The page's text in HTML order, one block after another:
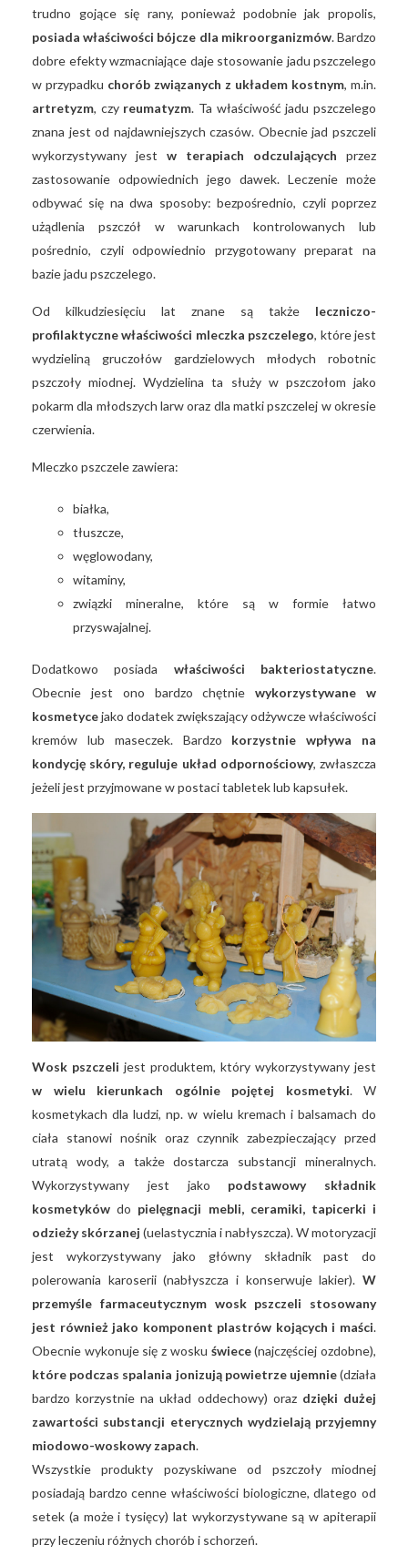
trudno gojące się rany, ponieważ podobnie jak propolis,
posiada właściwości bójcze dla mikroorganizmów. Bardzo
dobre efekty wzmacniające daje stosowanie jadu pszczelego
w przypadku chorób związanych z układem kostnym, m.in.
artretyzm, czy reumatyzm. Ta właściwość jadu pszczelego
znana jest od najdawniejszych czasów. Obecnie jad pszczeli
wykorzystywany jest w terapiach odczulających przez
zastosowanie odpowiednich jego dawek. Leczenie może
odbywać się na dwa sposoby: bezpośrednio, czyli poprzez
użądlenia pszczół w warunkach kontrolowanych lub
pośrednio, czyli odpowiednio przygotowany preparat na
bazie jadu pszczelego.
Od kilkudziesięciu lat znane są także leczniczo-
profilaktyczne właściwości mleczka pszczelego, które jest
wydzieliną gruczołów gardzielowych młodych robotnic
pszczoły miodnej. Wydzielina ta służy w pszczołom jako
pokarm dla młodszych larw oraz dla matki pszczelej w okresie
czerwienia.
Mleczko pszczele zawiera:
białka,
tłuszcze,
węglowodany,
witaminy,
związki mineralne, które są w formie łatwo
przyswajalnej.
Dodatkowo posiada właściwości bakteriostatyczne.
Obecnie jest ono bardzo chętniewykorzystywane w
kosmetycejako dodatek zwiększający odżywcze właściwości
kremów lub maseczek. Bardzo korzystnie wpływa na
kondycję skóry, reguluje układ odpornościowy, zwłaszcza
jeżeli jest przyjmowane w postaci tabletek lub kapsułek.
Wosk pszczeli jest produktem, który wykorzystywany jest
w wielu kierunkach ogólnie pojętej kosmetyki. W
kosmetykach dla ludzi, np. w wielu kremach i balsamach do
ciała stanowi nośnik oraz czynnik zabezpieczający przed
utratą wody, a także dostarcza substancji mineralnych.
Wykorzystywany jest jako podstawowy składnik
kosmetyków do pielęgnacji mebli, ceramiki, tapicerki i
odzieży skórzanej (uelastycznia i nabłyszcza). W motoryzacji
jest wykorzystywany jako główny składnik past do
polerowania karoserii (nabłyszcza i konserwuje lakier). W
przemyśle farmaceutycznym wosk pszczeli stosowany
jest również jako komponent plastrów kojących i maści.
Obecnie wykonuje się z wosku świece(najczęściej ozdobne),
które podczas spalania jonizują powietrze ujemnie(działa
bardzo korzystnie na układ oddechowy) oraz dzięki dużej
zawartości substancji eterycznych wydzielają przyjemny
miodowo-woskowy zapach.
Wszystkie produkty pozyskiwane od pszczoły miodnej
posiadają bardzo cenne właściwości biologiczne, dlatego od
setek (a może i tysięcy) lat wykorzystywane są w apiterapii
przy leczeniu różnych chorób i schorzeń.